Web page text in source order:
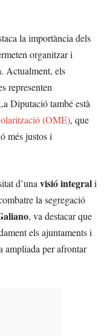
la importància dels
organitzar i
Actualment, els
representen
Diputació també està
(OME), que
més justos i
d’una visió integrali
la segregació
, va destacar que
els ajuntaments i
ampliada per afrontar